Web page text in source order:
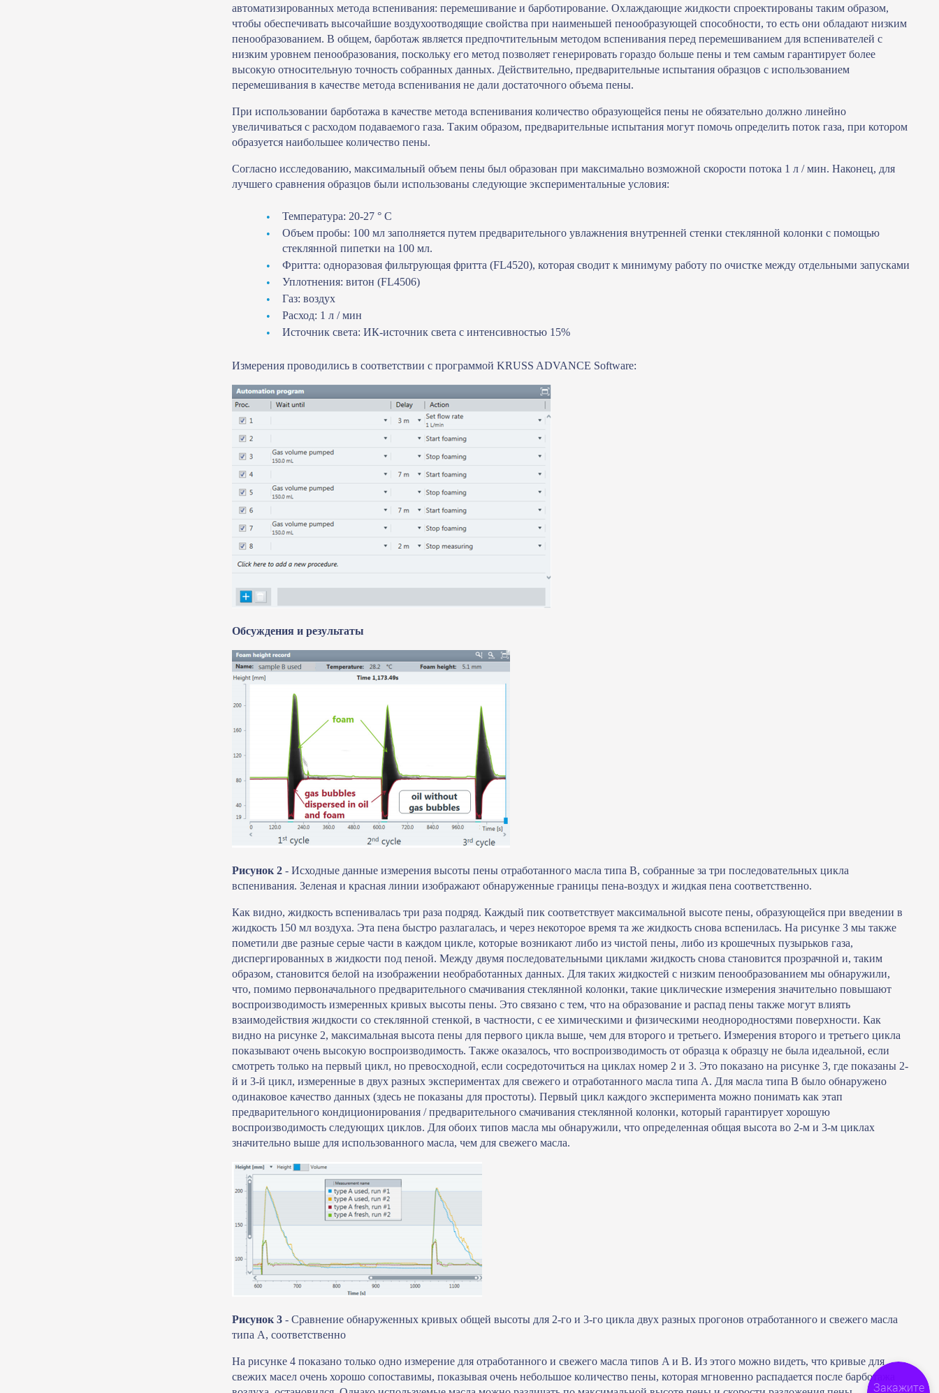
автоматизированных метода вспенивания: перемешивание и барботирование. Охлаждающие жидкости спроектированы таким образом,
чтобы обеспечивать высочайшие воздухоотводящие свойства при наименьшей пенообразующей способности, то есть они обладают низким
пенообразованием. В общем, барботаж является предпочтительным методом вспенивания перед перемешиванием для вспенивателей с
низким уровнем пенообразования, поскольку его метод позволяет генерировать гораздо больше пены и тем самым гарантирует более
высокую относительную точность собранных данных. Действительно, предварительные испытания образцов с использованием
перемешивания в качестве метода вспенивания не дали достаточного объема пены.
При использовании барботажа в качестве метода вспенивания количество образующейся пены не обязательно должно линейно
увеличиваться с расходом подаваемого газа. Таким образом, предварительные испытания могут помочь определить поток газа, при котором
образуется наибольшее количество пены.
Согласно исследованию, максимальный объем пены был образован при максимально возможной скорости потока 1 л / мин. Наконец, для
лучшего сравнения образцов были использованы следующие экспериментальные условия:
Температура: 20-27 ° C
Объем пробы: 100 мл заполняется путем предварительного увлажнения внутренней стенки стеклянной колонки с помощью
стеклянной пипетки на 100 мл.
Фритта: одноразовая фильтрующая фритта (FL4520), которая сводит к минимуму работу по очистке между отдельными запусками
Уплотнения: витон (FL4506)
Газ: воздух
Расход: 1 л / мин
Источник света: ИК-источник света с интенсивностью 15%
Измерения проводились в соответствии с программой KRUSS ADVANCE Software:
Обсуждения и результаты
Рисунок 2 - Исходные данные измерения высоты пены отработанного масла типа B, собранные за три последовательных цикла
вспенивания. Зеленая и красная линии изображают обнаруженные границы пена-воздух и жидкая пена соответственно.
Как видно, жидкость вспенивалась три раза подряд. Каждый пик соответствует максимальной высоте пены, образующейся при введении в
жидкость 150 мл воздуха. Эта пена быстро разлагалась, и через некоторое время та же жидкость снова вспенилась. На рисунке 3 мы также
пометили две разные серые части в каждом цикле, которые возникают либо из чистой пены, либо из крошечных пузырьков газа,
диспергированных в жидкости под пеной. Между двумя последовательными циклами жидкость снова становится прозрачной и, таким
образом, становится белой на изображении необработанных данных. Для таких жидкостей с низким пенообразованием мы обнаружили,
что, помимо первоначального предварительного смачивания стеклянной колонки, такие циклические измерения значительно повышают
воспроизводимость измеренных кривых высоты пены. Это связано с тем, что на образование и распад пены также могут влиять
взаимодействия жидкости со стеклянной стенкой, в частности, с ее химическими и физическими неоднородностями поверхности. Как
видно на рисунке 2, максимальная высота пены для первого цикла выше, чем для второго и третьего. Измерения второго и третьего цикла
показывают очень высокую воспроизводимость. Также оказалось, что воспроизводимость от образца к образцу не была идеальной, если
смотреть только на первый цикл, но превосходной, если сосредоточиться на циклах номер 2 и 3. Это показано на рисунке 3, где показаны 2-
й и 3-й цикл, измеренные в двух разных экспериментах для свежего и отработанного масла типа A. Для масла типа B было обнаружено
одинаковое качество данных (здесь не показаны для простоты). Первый цикл каждого эксперимента можно понимать как этап
предварительного кондиционирования / предварительного смачивания стеклянной колонки, который гарантирует хорошую
воспроизводимость следующих циклов. Для обоих типов масла мы обнаружили, что определенная общая высота во 2-м и 3-м циклах
значительно выше для использованного масла, чем для свежего масла.
Рисунок 3 - Сравнение обнаруженных кривых общей высоты для 2-го и 3-го цикла двух разных прогонов отработанного и свежего масла
типа A, соответственно
На рисунке 4 показано только одно измерение для отработанного и свежего масла типов A и B. Из этого можно видеть, что кривые для
свежих масел очень хорошо сопоставимы, показывая очень небольшое количество пены, которая мгновенно распадается после барботажа
Закажите